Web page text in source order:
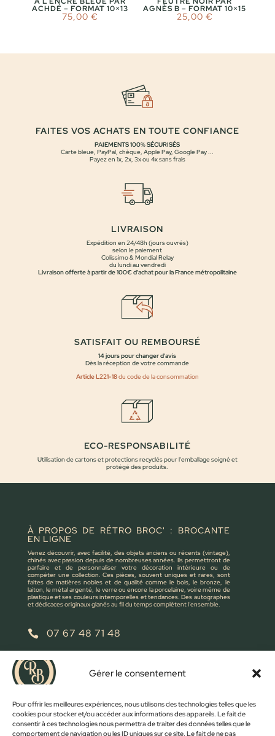
Gérer le consentement
Pour offrir les meilleures expériences, nous utilisons des technologies telles que les
cookies pour stocker et/ou accéder aux informations des appareils. Le fait de
consentir à ces technologies nous permettra de traiter des données telles que le
comportement de navigation ou les ID uniques sur ce site. Le fait de ne pas
ACHDÉ – FORMAT 10×13
75,00€
AGNÈS B – FORMAT 10×15
25,00 €
FAITES VOS ACHATS EN TOUTE CONFIANCE
PAIEMENTS 100% SÉCURISÉS
Carte bleue, PayPal, chèque, Apple Pay, Google Pay ...
Payez en 1x, 2x, 3x ou 4x sans frais
LIVRAISON
Expédition en 24/48h (jours ouvrés)
selon le paiement
Colissimo & Mondial Relay
du lundi au vendredi
Livraison offerte à partir de 100€ d'achat pour la France métropolitaine
SATISFAIT OU REMBOURSÉ
14 jours pour changer d'avis
Dès la réception de votre commande
Article L221-18du code de la consommation
ECO-RESPONSABILITÉ
Utilisation de cartons et protections recyclés pour l'emballage soigné et
protégé des produits.
À PROPOS DE RÉTRO BROC' : BROCANTE
EN LIGNE
Venez découvrir, avec facilité, des objets anciens ou récents (vintage),
chinés avec passion depuis de nombreuses années. Ils permettront de
parfaire et de personnaliser votre décoration intérieure ou de
compéter une collection. Ces pièces, souvent uniques et rares, sont
faites de matières nobles et de qualité comme le bois, le bronze, le
laiton, le métal argenté, le verre ou encore la porcelaine, voire même de
plastique et ses couleurs intemporelles et tendances. Des autographes
et dédicaces originaux glanés au fil du temps complètent l’ensemble.
 07 67 48 71 48
 retrobroc85@gmail.com
NOUS ÉCRIRE